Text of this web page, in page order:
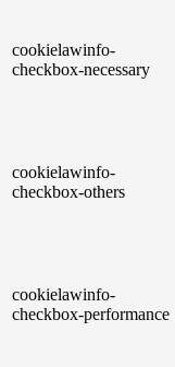
cookielawinfo-
checkbox-necessary
cookielawinfo-
checkbox-others
cookielawinfo-
checkbox-performance